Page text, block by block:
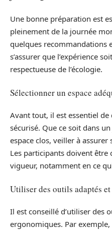
Une bonne préparation est
pleinement de la journée
quelques recommandations
s’assurer que l’expérience
respectueuse de l’écologie.
Sélectionner un espace
Avant tout, il est essentiel
sécurisé. Que ce soit dans
espace clos, veiller à
Les participants doivent être
vigueur, notamment en ce
Utiliser des outils adaptés et
Il est conseillé d’utiliser des
ergonomiques. Par